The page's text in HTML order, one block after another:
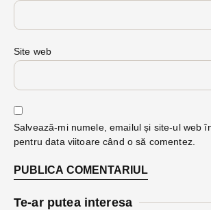
Site web
Salvează-mi numele, emailul și site-ul web
pentru data viitoare când o să comentez.
Te-ar putea interesa